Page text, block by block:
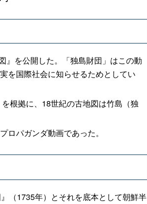
』を公開した。「独島財団」はこの動
を国際社会に知らせるためとしてい
根拠に、18世紀の古地図は竹島（独
パガンダ動画であった。
（1735年）とそれを底本として朝鮮半